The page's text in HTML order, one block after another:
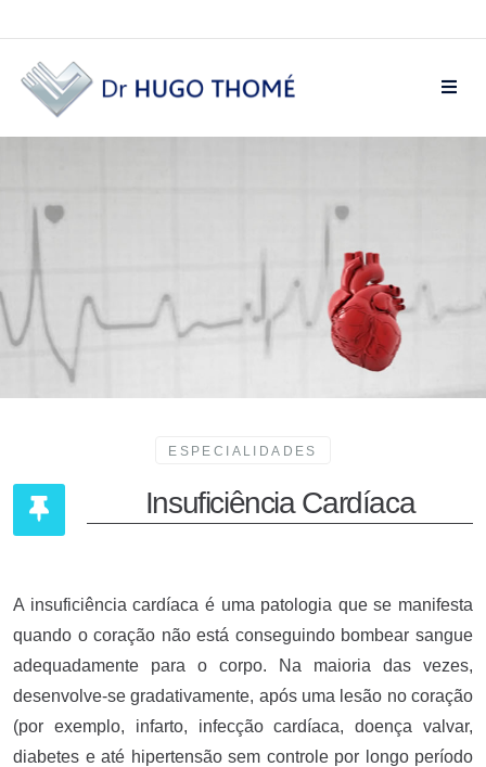
INSUFICIÊNCIA CARDÍACA
ESPECIALIDADES
Insuficiência Cardíaca
A insuficiência cardíaca é uma patologia que se manifesta
quando o coração não está conseguindo bombear sangue
adequadamente para o corpo. Na maioria das vezes,
desenvolve-se gradativamente, após uma lesão no coração
(por exemplo, infarto, infecção cardíaca, doença valvar,
diabetes e até hipertensão sem controle por longo período